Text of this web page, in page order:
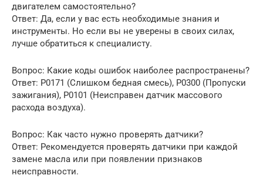
двигателем самостоятельно?
Ответ: Да, если у вас есть необходимые знания и
инструменты. Но если вы не уверены в своих силах,
лучше обратиться к специалисту.
Вопрос: Какие коды ошибок наиболее распространены?
Ответ: P0171 (Слишком бедная смесь), P0300 (Пропуски
зажигания), P0101 (Неисправен датчик массового
расхода воздуха).
Вопрос: Как часто нужно проверять датчики?
Ответ: Рекомендуется проверять датчики при каждой
замене масла или при появлении признаков
неисправности.